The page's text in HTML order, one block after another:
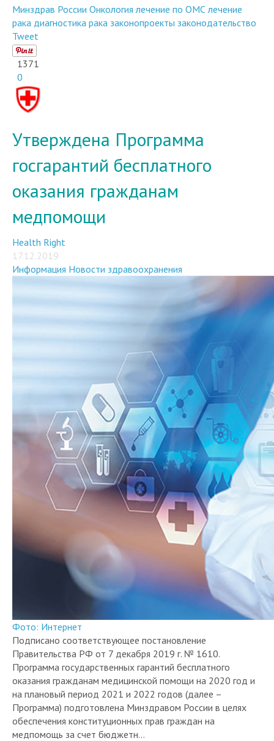
Минздрав России Онкология лечение по ОМС лечение
рака диагностика рака законопроекты законодательство
Tweet
1371
0
Утверждена Программа
госгарантий бесплатного
оказания гражданам
медпомощи
Health Right
17.12.2019
Информация Новости здравоохранения
Фото: Интернет
Подписано соответствующее постановление
Правительства РФ от 7 декабря 2019 г. № 1610.
Программа государственных гарантий бесплатного
оказания гражданам медицинской помощи на 2020 год и
на плановый период 2021 и 2022 годов (далее –
Программа) подготовлена Минздравом России в целях
обеспечения конституционных прав граждан на
медпомощь за счет бюджетн...